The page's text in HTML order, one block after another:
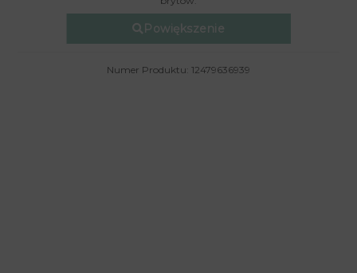
Powiększenie
Numer Produktu: 12479636939